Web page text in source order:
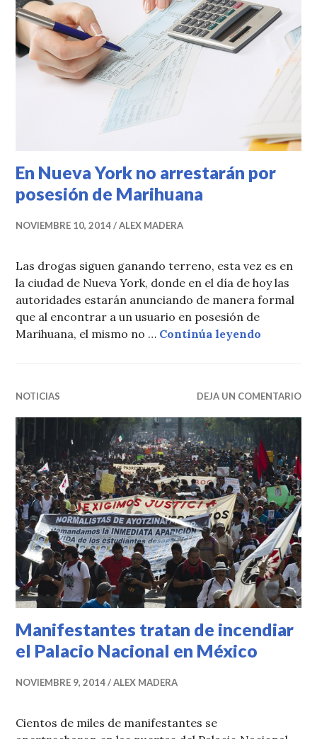
En Nueva York no arrestarán por
posesión de Marihuana
NOVIEMBRE 10, 2014 ALEX MADERA
Las drogas siguen ganando terreno, esta vez es en
la ciudad de Nueva York, donde en el día de hoy las
autoridades estarán anunciando de manera formal
que al encontrar a un usuario en posesión de
Marihuana, el mismo no … Continúa leyendo
NOTICIAS DEJA UN COMENTARIO
Manifestantes tratan de incendiar
el Palacio Nacional en México
NOVIEMBRE 9, 2014 ALEX MADERA
Cientos de miles de manifestantes se